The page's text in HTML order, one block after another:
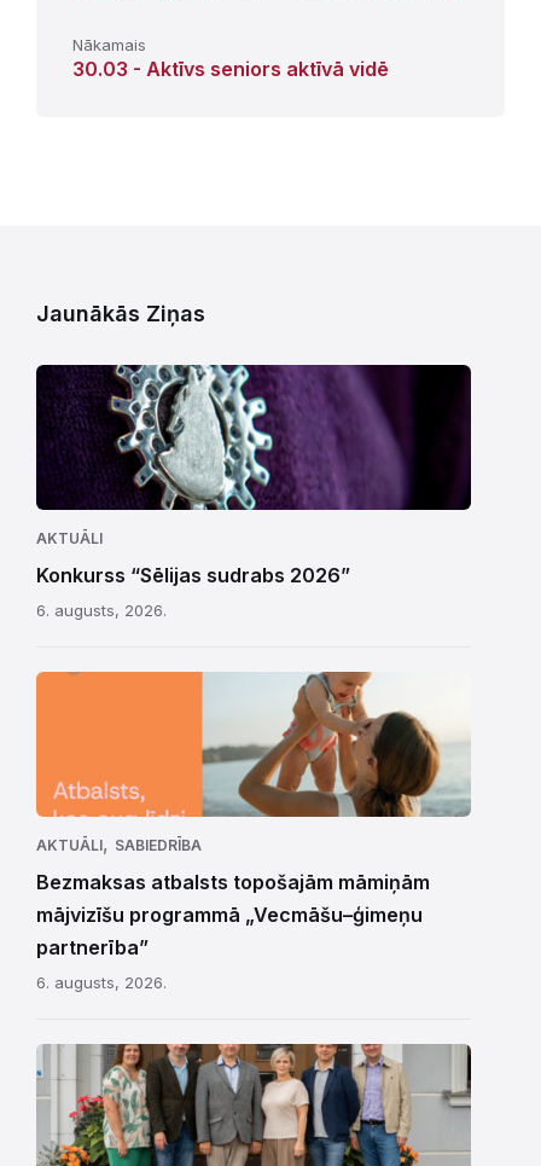
Nākamais
30.03 - Aktīvs seniors aktīvā vidē
Jaunākās Ziņas
AKTUĀLI
Konkurss “Sēlijas sudrabs 2026”
6. augusts, 2026.
AKTUĀLI, SABIEDRĪBA
Bezmaksas atbalsts topošajām māmiņām
mājvizīšu programmā „Vecmāšu–ģimeņu
partnerība”
6. augusts, 2026.